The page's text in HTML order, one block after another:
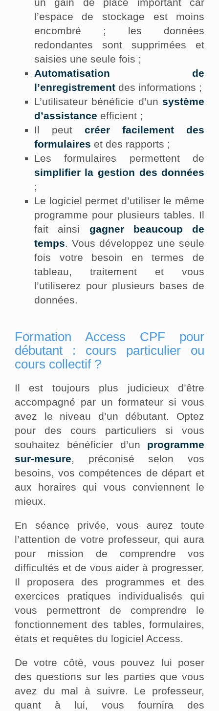
l’espace de stockage est moins
encombré ; les données
redondantes sont supprimées et
saisies une seule fois ;
Automatisation de
l’enregistrement des informations ;
L’utilisateur bénéficie d’un système
d’assistance efficient ;
Il peut créer facilement des
formulaires et des rapports ;
Les formulaires permettent de
simplifier la gestion des données
;
Le logiciel permet d’utiliser le même
programme pour plusieurs tables. Il
fait ainsi gagner beaucoup de
temps. Vous développez une seule
fois votre besoin en termes de
tableau, traitement et vous
l’utiliserez pour plusieurs bases de
données.
Formation Access CPF pour
débutant : cours particulier ou
cours collectif ?
Il est toujours plus judicieux d’être
accompagné par un formateur si vous
avez le niveau d’un débutant. Optez
pour des cours particuliers si vous
souhaitez bénéficier d’un programme
sur-mesure, préconisé selon vos
besoins, vos compétences de départ et
aux horaires qui vous conviennent le
mieux.
En séance privée, vous aurez toute
l’attention de votre professeur, qui aura
pour mission de comprendre vos
difficultés et de vous aider à progresser.
Il proposera des programmes et des
exercices pratiques individualisés qui
vous permettront de comprendre le
fonctionnement des tables, formulaires,
états et requêtes du logiciel Access.
De votre côté, vous pouvez lui poser
des questions sur les parties que vous
avez du mal à suivre. Le professeur,
quant à lui, vous fournira des